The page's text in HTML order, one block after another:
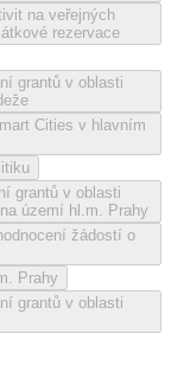
na veřejných
rezervace
grantů v oblasti
Cities v hlavním
grantů v oblasti
území hl.m. Prahy
žádostí o
Prahy
grantů v oblasti